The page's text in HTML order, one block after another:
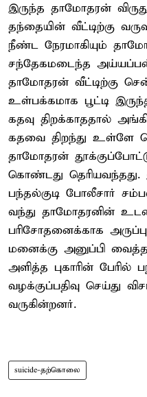
இருந்த தாமோதரன்
தந்தையின் வீட்டிற்கு
நீண்ட நேரமாகியும்
சந்தேகமடைந்த
தாமோதரன் வீட்டிற்கு
உள்பக்கமாக பூட்டி
கதவு திறக்காததால்
கதவை திறந்து உள்ளே
தாமோதரன்
கொண்டது தெரியவந்தது.
பந்தல்குடி போலீசார்
வந்து தாமோதரனின்
பரிசோதனைக்காக
மனைக்கு அனுப்பி
அளித்த புகாரின் பேரில்
வழக்குப்பதிவு செய்து
வருகின்றனர்.
suicide-தற்கொலை